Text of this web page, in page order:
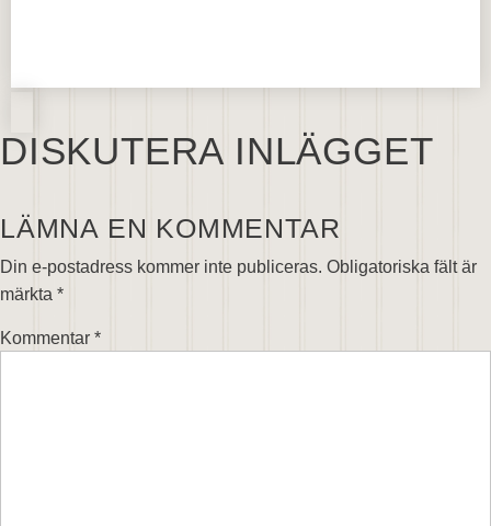
DISKUTERA INLÄGGET
LÄMNA EN KOMMENTAR
Din e-postadress kommer inte publiceras. Obligatoriska fält är
märkta *
Kommentar *